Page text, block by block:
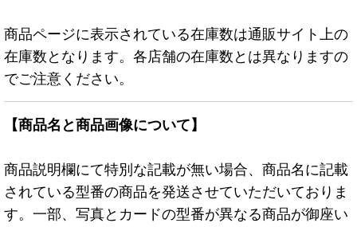
商品ページに表示されている在庫数は通販サイト上の
在庫数となります。各店舗の在庫数とは異なりますの
でご注意ください。
【商品名と商品画像について】
商品説明欄にて特別な記載が無い場合、商品名に記載
されている型番の商品を発送させていただいておりま
す。一部、写真とカードの型番が異なる商品が御座い